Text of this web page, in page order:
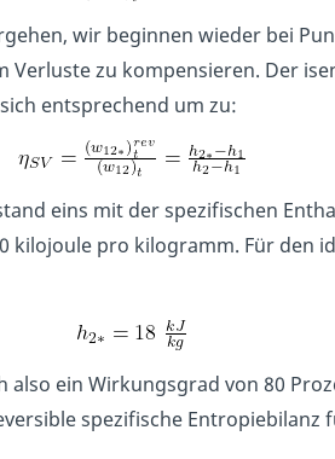
wir beginnen wieder bei
Verluste zu kompensieren. Der
entsprechend um zu:
eins mit der spezifischen
kilojoule pro kilogramm. Für den
also ein Wirkungsgrad von 80
spezifische Entropiebilanz